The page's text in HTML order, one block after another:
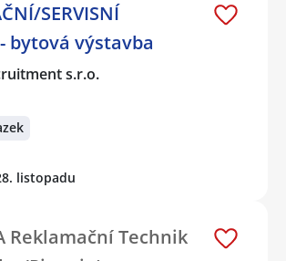
SERVISNÍ
bytová výstavba
s.r.o.
listopadu
Reklamační Technik